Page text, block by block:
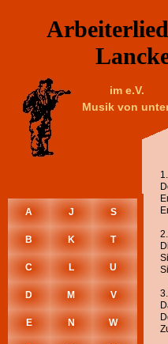
im e.V.
Musik von
A J S
B K T
C L U
D M V
E N W